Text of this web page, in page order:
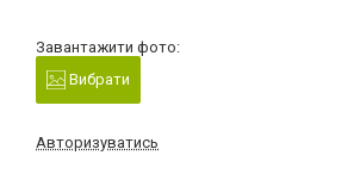
Завантажити фото:
Вибрати
Авторизуватись